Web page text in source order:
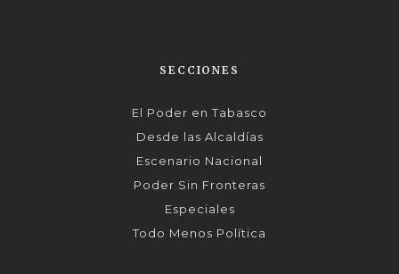
SECCIONES
El Poder en Tabasco
Desde las Alcaldías
Escenario Nacional
Poder Sin Fronteras
Especiales
Todo Menos Política